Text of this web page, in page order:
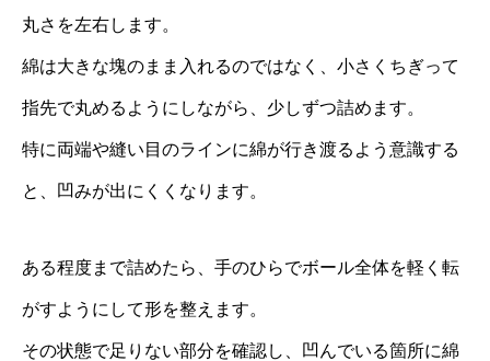
丸さを左右します。
綿は大きな塊のまま入れるのではなく、小さくちぎって
指先で丸めるようにしながら、少しずつ詰めます。
特に両端や縫い目のラインに綿が行き渡るよう意識する
と、凹みが出にくくなります。
ある程度まで詰めたら、手のひらでボール全体を軽く転
がすようにして形を整えます。
その状態で足りない部分を確認し、凹んでいる箇所に綿